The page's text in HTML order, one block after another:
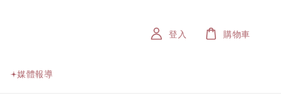
𖥔媒體報導
登入 購物車